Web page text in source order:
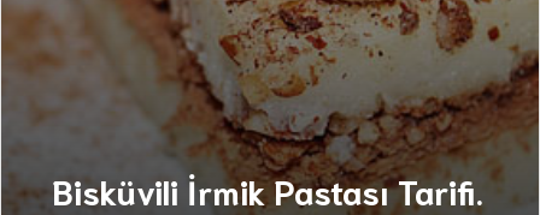
Bisküvili İrmik Pastası Tarifi.